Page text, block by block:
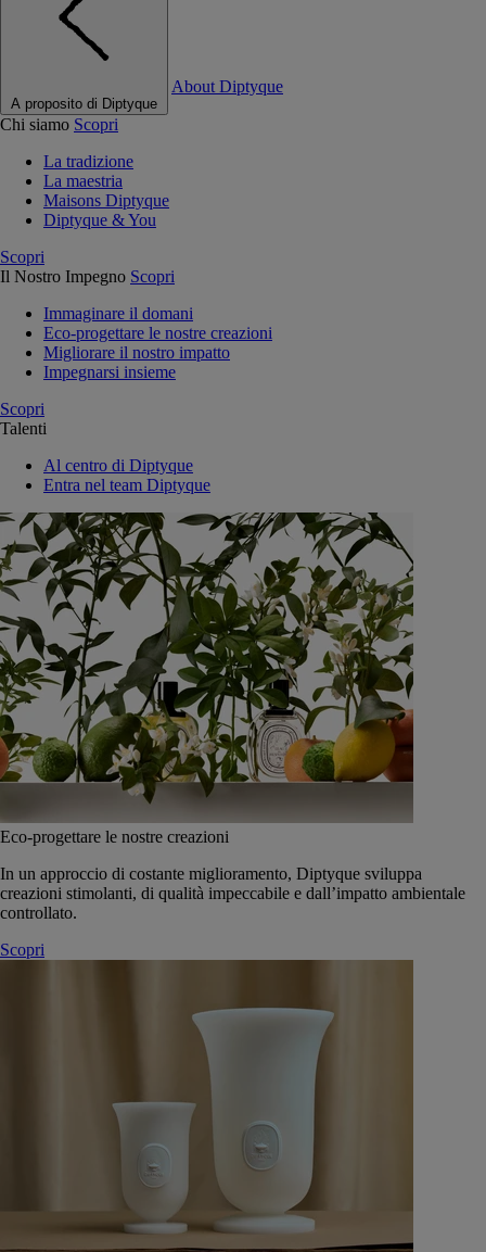
A proposito di Diptyque
About Diptyque
Chi siamo Scopri
La tradizione
La maestria
Maisons Diptyque
Diptyque & You
Scopri
Il Nostro Impegno Scopri
Immaginare il domani
Eco-progettare le nostre creazioni
Migliorare il nostro impatto
Impegnarsi insieme
Scopri
Talenti
Al centro di Diptyque
Entra nel team Diptyque
Eco-progettare le nostre creazioni
In un approccio di costante miglioramento, Diptyque sviluppa
creazioni stimolanti, di qualità impeccabile e dall’impatto ambientale
controllato.
Scopri